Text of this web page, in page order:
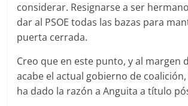
considerar. Resignarse a ser
dar al PSOE todas las bazas para
puerta cerrada.
Creo que en este punto, y al margen
acabe el actual gobierno de
ha dado la razón a Anguita a título